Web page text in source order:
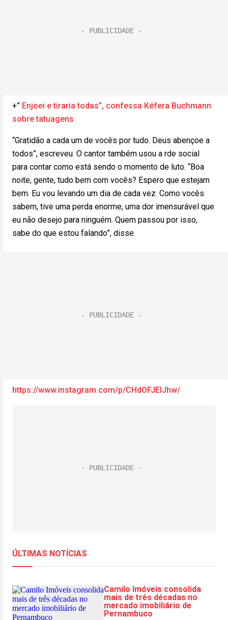
+” Enjoei e tiraria todas”, confessa Kéfera Buchmann
sobre tatuagens
“Gratidão a cada um de vocês por tudo. Deus abençoe a
todos”, escreveu. O cantor também usou a rde social
para contar como está sendo o momento de luto. “Boa
noite, gente, tudo bem com vocês? Espero que estejam
bem. Eu vou levando um dia de cada vez. Como vocês
sabem, tive uma perda enorme, uma dor imensurável que
eu não desejo para ninguém. Quem passou por isso,
sabe do que estou falando”, disse.
https://www.instagram.com/p/CHdOFJElJhw/